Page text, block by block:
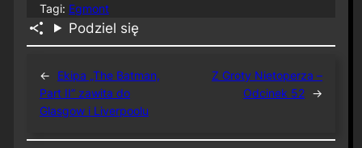
Tagi: Egmont
Podziel się
←
Ekipa „The Batman,
Part II” zawita do
Glasgow i Liverpoolu
Z Groty Nietoperza –
Odcinek 52 →